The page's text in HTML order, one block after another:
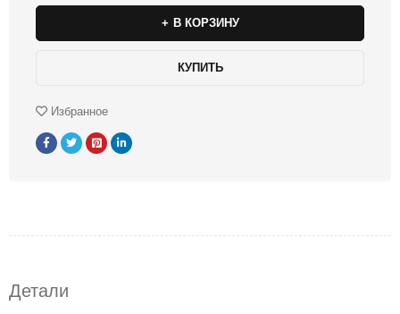
В КОРЗИНУ
КУПИТЬ
Избранное
Детали